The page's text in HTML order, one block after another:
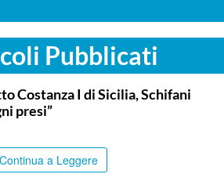
Pubblicati
Costanza I di Sicilia, Schifani
presi”
Continua a Leggere